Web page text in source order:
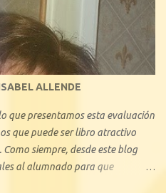
idealizado de los libros de
algo que les ha llamado mucho
no se aleja demasiado del
brevemente algunos de los
ALLENDE
que presentamos esta evaluación
que puede ser libro atractivo
siempre, desde este blog
al alumnado para que